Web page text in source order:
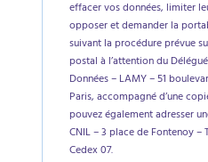
effacer vos données, limiter
opposer et demander la
suivant la procédure prévue
postal à l’attention du
Données – LAMY – 51
Paris, accompagné d’une
pouvez également adresser
CNIL – 3 place de Fontenoy –
Cedex 07.